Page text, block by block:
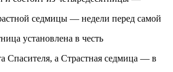
седмицы — недели перед самой
установлена в честь
Спасителя, а Страстная седмица — в